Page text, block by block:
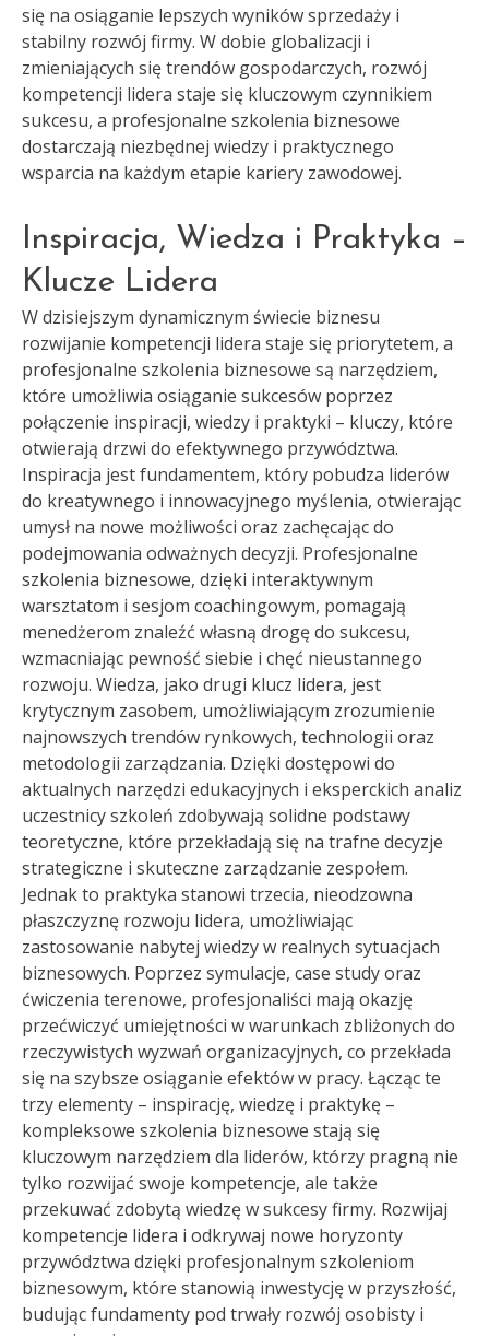
się na osiąganie lepszych wyników sprzedaży i
stabilny rozwój firmy. W dobie globalizacji i
zmieniających się trendów gospodarczych, rozwój
kompetencji lidera staje się kluczowym czynnikiem
sukcesu, a profesjonalne szkolenia biznesowe
dostarczają niezbędnej wiedzy i praktycznego
wsparcia na każdym etapie kariery zawodowej.
Inspiracja, Wiedza i Praktyka –
Klucze Lidera
W dzisiejszym dynamicznym świecie biznesu
rozwijanie kompetencji lidera staje się priorytetem, a
profesjonalne szkolenia biznesowe są narzędziem,
które umożliwia osiąganie sukcesów poprzez
połączenie inspiracji, wiedzy i praktyki – kluczy, które
otwierają drzwi do efektywnego przywództwa.
Inspiracja jest fundamentem, który pobudza liderów
do kreatywnego i innowacyjnego myślenia, otwierając
umysł na nowe możliwości oraz zachęcając do
podejmowania odważnych decyzji. Profesjonalne
szkolenia biznesowe, dzięki interaktywnym
warsztatom i sesjom coachingowym, pomagają
menedżerom znaleźć własną drogę do sukcesu,
wzmacniając pewność siebie i chęć nieustannego
rozwoju. Wiedza, jako drugi klucz lidera, jest
krytycznym zasobem, umożliwiającym zrozumienie
najnowszych trendów rynkowych, technologii oraz
metodologii zarządzania. Dzięki dostępowi do
aktualnych narzędzi edukacyjnych i eksperckich analiz
uczestnicy szkoleń zdobywają solidne podstawy
teoretyczne, które przekładają się na trafne decyzje
strategiczne i skuteczne zarządzanie zespołem.
Jednak to praktyka stanowi trzecia, nieodzowna
płaszczyznę rozwoju lidera, umożliwiając
zastosowanie nabytej wiedzy w realnych sytuacjach
biznesowych. Poprzez symulacje, case study oraz
ćwiczenia terenowe, profesjonaliści mają okazję
przećwiczyć umiejętności w warunkach zbliżonych do
rzeczywistych wyzwań organizacyjnych, co przekłada
się na szybsze osiąganie efektów w pracy. Łącząc te
trzy elementy – inspirację, wiedzę i praktykę –
kompleksowe szkolenia biznesowe stają się
kluczowym narzędziem dla liderów, którzy pragną nie
tylko rozwijać swoje kompetencje, ale także
przekuwać zdobytą wiedzę w sukcesy firmy. Rozwijaj
kompetencje lidera i odkrywaj nowe horyzonty
przywództwa dzięki profesjonalnym szkoleniom
biznesowym, które stanowią inwestycję w przyszłość,
budując fundamenty pod trwały rozwój osobisty i